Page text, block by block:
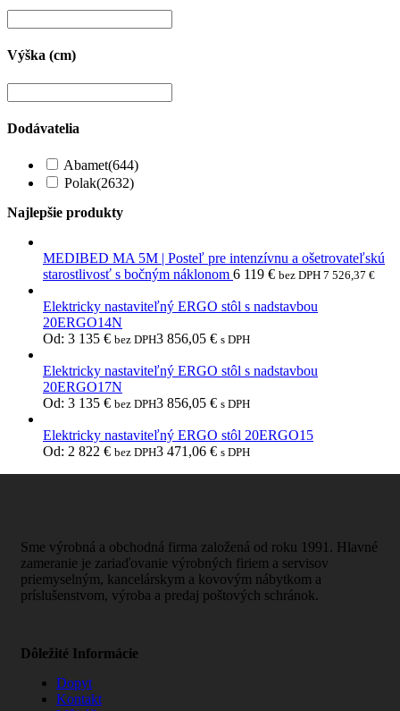
Výška (cm)
Dodávatelia
Abamet(644)
Polak(2632)
Najlepšie produkty
MEDIBED MA 5M | Posteľ pre intenzívnu a ošetrovateľskú
starostlivosť s bočným náklonom 6 119 € bez DPH 7 526,37 €
Elektricky nastaviteľný ERGO stôl s nadstavbou
20ERGO14N
Od: 3 135 € bez DPH3 856,05 € s DPH
Elektricky nastaviteľný ERGO stôl s nadstavbou
20ERGO17N
Od: 3 135 € bez DPH3 856,05 € s DPH
Elektricky nastaviteľný ERGO stôl 20ERGO15
Od: 2 822 € bez DPH3 471,06 € s DPH
Sme výrobná a obchodná firma založená od roku 1991. Hlavné
zameranie je zariaďovanie výrobných firiem a servisov
priemyselným, kancelárskym a kovovým nábytkom a
príslušenstvom, výroba a predaj poštových schránok.
Dôležité Informácie
Dopyt
Kontakt